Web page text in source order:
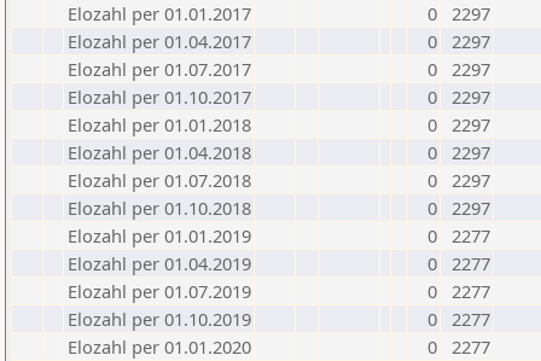
Elozahl per 01.01.2017
0 2297
Elozahl per 01.04.2017
0 2297
Elozahl per 01.07.2017
0 2297
Elozahl per 01.10.2017
0 2297
Elozahl per 01.01.2018
0 2297
Elozahl per 01.04.2018
0 2297
Elozahl per 01.07.2018
0 2297
Elozahl per 01.10.2018
0 2297
Elozahl per 01.01.2019
0 2277
Elozahl per 01.04.2019
0 2277
Elozahl per 01.07.2019
0 2277
Elozahl per 01.10.2019
0 2277
Elozahl per 01.01.2020
0 2277